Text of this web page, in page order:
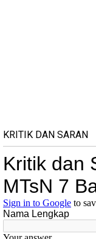
KRITIK DAN SARAN